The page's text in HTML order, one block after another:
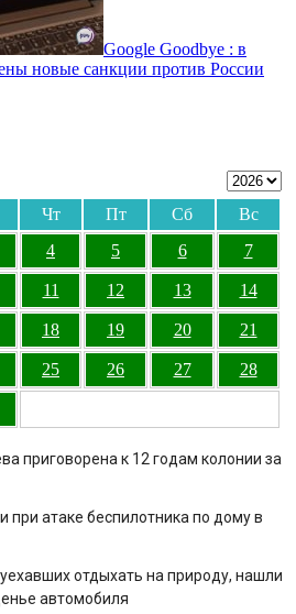
Google Goodbye : в
новые санкции против России
Чт Пт Сб
Вс
4 5 6 7
11 12 13 14
18 19 20 21
25 26 27 28
приговорена к 12 годам колонии за
при атаке беспилотника по дому в
отдыхать на природу, нашли
автомобиля